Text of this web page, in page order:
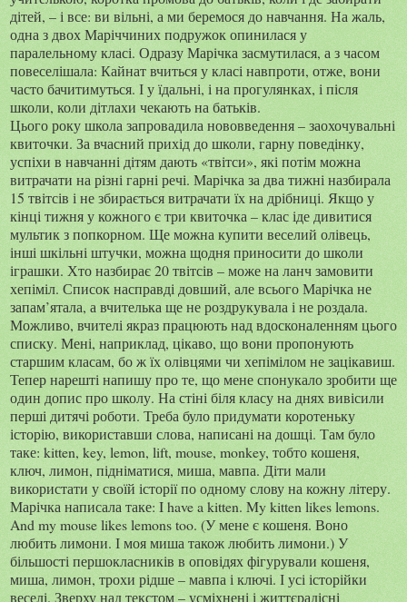
дітей, – і все: ви вільні, а ми беремося до навчання. На жаль,
одна з двох Маріччиних подружок опинилася у
паралельному класі. Одразу Марічка засмутилася, а з часом
повеселішала: Кайнат вчиться у класі навпроти, отже, вони
часто бачитимуться. І у їдальні, і на прогулянках, і після
школи, коли дітлахи чекають на батьків.
Цього року школа запровадила нововведення – заохочувальні
квиточки. За вчасний прихід до школи, гарну поведінку,
успіхи в навчанні дітям дають «твітси», які потім можна
витрачати на різні гарні речі. Марічка за два тижні назбирала
15 твітсів і не збирається витрачати їх на дрібниці. Якщо у
кінці тижня у кожного є три квиточка – клас іде дивитися
мультик з попкорном. Ще можна купити веселий олівець,
інші шкільні штучки, можна щодня приносити до школи
іграшки. Хто назбирає 20 твітсів – може на ланч замовити
хепіміл. Список насправді довший, але всього Марічка не
запам’ятала, а вчителька ще не роздрукувала і не роздала.
Можливо, вчителі якраз працюють над вдосконаленням цього
списку. Мені, наприклад, цікаво, що вони пропонують
старшим класам, бо ж їх олівцями чи хепімілом не зацікавиш.
Тепер нарешті напишу про те, що мене спонукало зробити ще
один допис про школу. На стіні біля класу на днях вивісили
перші дитячі роботи. Треба було придумати коротеньку
історію, використавши слова, написані на дошці. Там було
таке: kitten, key, lemon, lift, mouse, monkey, тобто кошеня,
ключ, лимон, підніматися, миша, мавпа. Діти мали
використати у своїй історії по одному слову на кожну літеру.
Марічка написала таке: I have a kitten. My kitten likes lemons.
And my mouse likes lemons too. (У мене є кошеня. Воно
любить лимони. І моя миша також любить лимони.) У
більшості першокласників в оповідях фігурували кошеня,
миша, лимон, трохи рідше – мавпа і ключі. І усі історійки
веселі. Зверху над текстом – усміхнені і життєрадісні